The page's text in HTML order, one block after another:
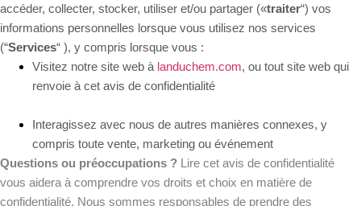
accéder, collecter, stocker, utiliser et/ou partager («traiter“) vos
informations personnelles lorsque vous utilisez nos services
(“Services“ ), y compris lorsque vous :
Visitez notre site web à landuchem.com, ou tout site web qui
renvoie à cet avis de confidentialité
Interagissez avec nous de autres manières connexes, y
compris toute vente, marketing ou événement
Questions ou préoccupations ? Lire cet avis de confidentialité
vous aidera à comprendre vos droits et choix en matière de
confidentialité. Nous sommes responsables de prendre des